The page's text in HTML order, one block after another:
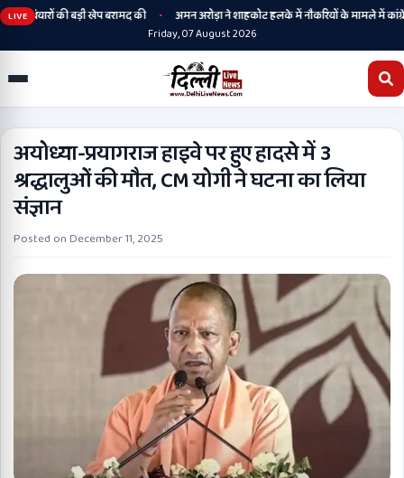
LIVE की बड़ी खेप बरामद की •
अमन अरोड़ा ने शाहकोट हलके में नौकरियों के मामले में कांग्रेसी
Friday, 07 August 2026
अयोध्या-प्रयागराज हाइवे पर हुए हादसे में 3
श्रद्धालुओं की मौत, CM योगी ने घटना का लिया
संज्ञान
Posted on December 11, 2025